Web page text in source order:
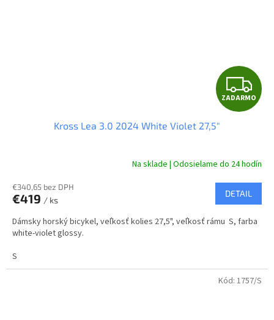
Z
A
A
R
M
ZADARMO
Kross Lea 3.0 2024 White Violet 27,5"
Na sklade | Odosielame do 24 hodín
€340,65 bez DPH
€419 / ks
DETAIL
Dámsky horský bicykel, veľkosť kolies 27,5", veľkosť rámu S, farba
white-violet glossy.
S
Kód: 1757/S